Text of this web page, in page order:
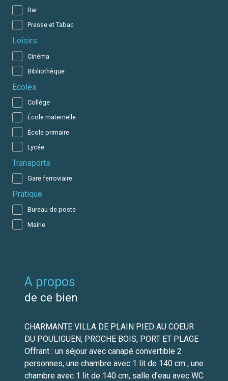
Bar
Presse et Tabac
Loisirs
Cinéma
Bibliothèque
Ecoles
Collège
École maternelle
École primaire
Lycée
Transports
Gare ferroviaire
Pratique
Bureau de poste
Mairie
a propos
de ce bien
CHARMANTE VILLA DE PLAIN PIED AU COEUR
DU POULIGUEN, PROCHE BOIS, PORT ET PLAGE
Offrant : un séjour avec canapé convertible 2
personnes, une chambre avec 1 lit de 140 cm , une
chambre avec 1 lit de 140 cm, salle d'eau avec WC